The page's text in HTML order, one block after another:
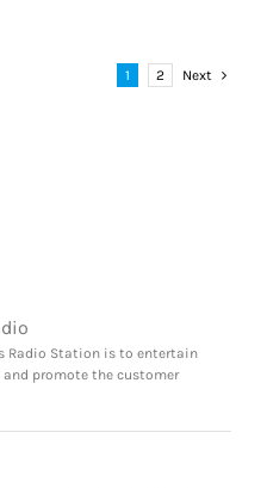
1 2 Next
Radio Station is to entertain
and promote the customer